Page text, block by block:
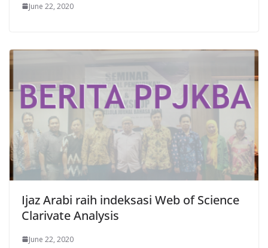
June 22, 2020
Ijaz Arabi raih indeksasi Web of Science
Clarivate Analysis
June 22, 2020